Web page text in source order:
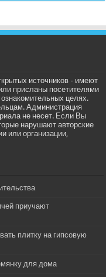
источников - имеют
присланы посетителями
целях.
Администрация
не несет. Если Вы
нарушают авторские
или организации,
приучают
плитку на гипсовую
для дома